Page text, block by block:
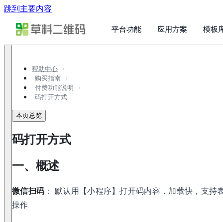
跳到主要内容
平台功能 应用方案 模板
帮助中心
购买指南
付费功能说明
码打开方式
本页总览
码打开方式
一、概述
微信扫码 ： 默认用【小程序】打开码内容，加载快，支
操作